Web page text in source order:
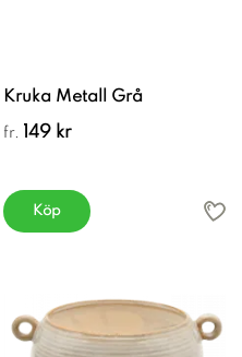
Kruka Metall Grå
fr. 149 kr
Köp